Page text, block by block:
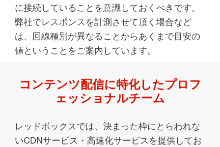
に接続していることを意識しておくべきです。
弊社でレスポンスを計測させて頂く場合など
は、回線種別が異なることからあくまで目安の
値ということをご案内しています。
コンテンツ配信に特化したプロフ
ェッショナルチーム
レッドボックスでは、決まった枠にとらわれな
いCDNサービス・高速化サービスを提供してお